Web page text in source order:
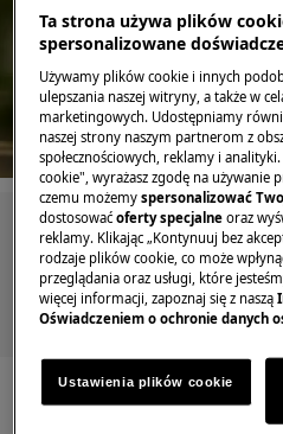
Wsparcie dla
(pralnictwo)
Szukaj wśród
Ta strona używa plików
spersonalizowane
Używamy plików cookie i innych
ulepszania naszej witryny, a także w
marketingowych. Udostępniamy
naszej strony naszym partnerom z
społecznościowych, reklamy i
cookie", wyrażasz zgodę na używanie
czemu możemyspersonalizować
dostosowaćoferty specjalne oraz
reklamy. Klikając „Kontynuuj bez
rodzaje plików cookie, co może
przeglądania oraz usługi, które
więcej informacji, zapoznaj się z naszą
Oświadczeniem o ochronie danych
Ustawienia plików cookie